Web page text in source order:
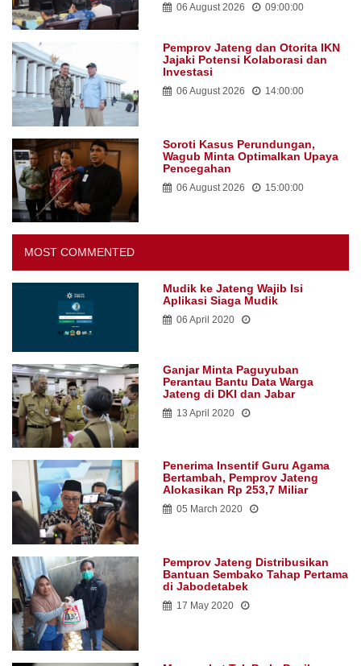
06 August 2026 09:00:00
Pemprov Jateng dan Otorita IKN
Jajaki Potensi Kolaborasi dan
Investasi
06 August 2026 14:00:00
Soroti Kasus Perundungan,
Wagub Minta Optimalkan Upaya
Pencegahan
06 August 2026 15:00:00
MOST COMMENTED
Mudik ke Jateng Wajib Isi
Aplikasi Siaga Mudik
06 April 2020
Ganjar Minta Paguyuban
Perantau Bantu Data Warga
Jateng di DKI dan Jabar
13 April 2020
Penerima Insentif Guru Agama
Bertambah, Pemprov Jateng
Alokasikan Rp 253,7 Miliar
05 March 2020
Pemprov Jateng Distribusikan
Bantuan Sembako Tahap Pertama
di Jabodetabek
17 May 2020